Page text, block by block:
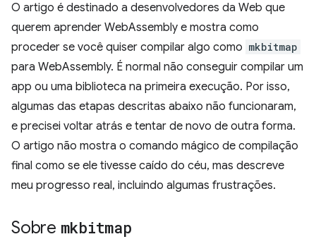
O artigo é destinado a desenvolvedores da Web que
querem aprender WebAssembly e mostra como
proceder se você quiser compilar algo como mkbitmap
para WebAssembly. É normal não conseguir compilar um
app ou uma biblioteca na primeira execução. Por isso,
algumas das etapas descritas abaixo não funcionaram,
e precisei voltar atrás e tentar de novo de outra forma.
O artigo não mostra o comando mágico de compilação
final como se ele tivesse caído do céu, mas descreve
meu progresso real, incluindo algumas frustrações.
Sobre mkbitmap